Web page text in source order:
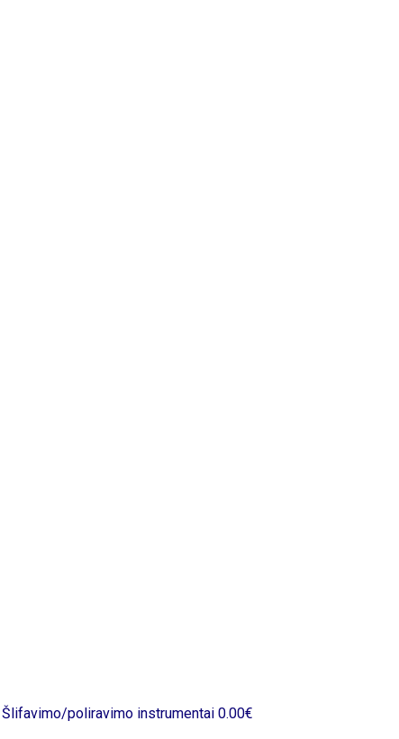
Šlifavimo/poliravimo instrumentai 0.00€